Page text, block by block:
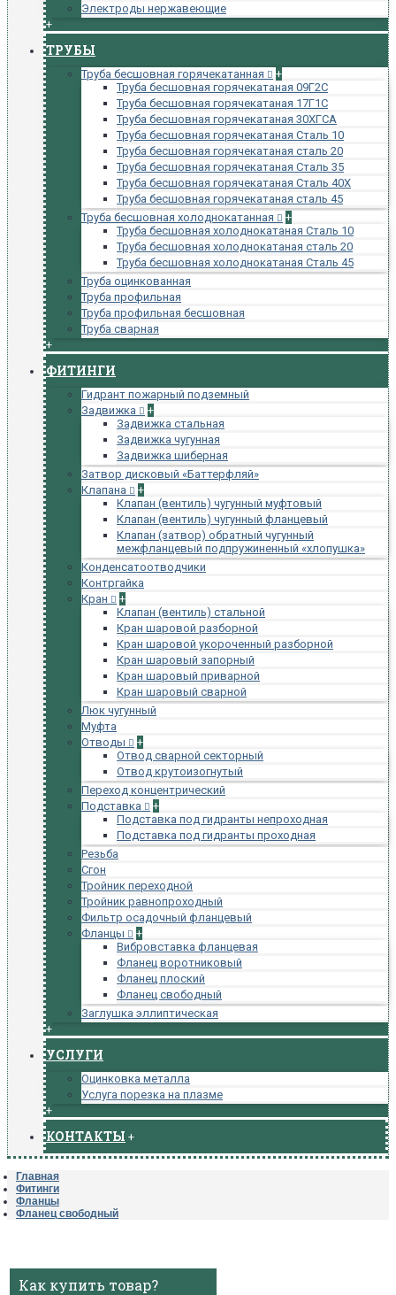
Электроды нержавеющие
+
ТРУБЫ
Труба бесшовная горячекатанная
+
Труба бесшовная горячекатаная 09Г2С
Труба бесшовная горячекатаная 17Г1С
Труба бесшовная горячекатаная 30ХГСА
Труба бесшовная горячекатаная Сталь 10
Труба бесшовная горячекатаная сталь 20
Труба бесшовная горячекатаная Сталь 35
Труба бесшовная горячекатаная Сталь 40Х
Труба бесшовная горячекатаная сталь 45
Труба бесшовная холоднокатанная
+
Труба бесшовная холоднокатаная Сталь 10
Труба бесшовная холоднокатаная сталь 20
Труба бесшовная холоднокатаная Сталь 45
Труба оцинкованная
Труба профильная
Труба профильная бесшовная
Труба сварная
+
ФИТИНГИ
Гидрант пожарный подземный
Задвижка
+
Задвижка стальная
Задвижка чугунная
Задвижка шиберная
Затвор дисковый «Баттерфляй»
Клапана
+
Клапан (вентиль) чугунный муфтовый
Клапан (вентиль) чугунный фланцевый
Клапан (затвор) обратный чугунный
межфланцевый подпружиненный «хлопушка»
Конденсатоотводчики
Контргайка
Кран
+
Клапан (вентиль) стальной
Кран шаровой разборной
Кран шаровой укороченный разборной
Кран шаровый запорный
Кран шаровый приварной
Кран шаровый сварной
Люк чугунный
Муфта
Отводы
+
Отвод сварной секторный
Отвод крутоизогнутый
Переход концентрический
Подставка
+
Подставка под гидранты непроходная
Подставка под гидранты проходная
Резьба
Сгон
Тройник переходной
Тройник равнопроходный
Фильтр осадочный фланцевый
Фланцы
+
Вибровставка фланцевая
Фланец воротниковый
Фланец плоский
Фланец свободный
Заглушка эллиптическая
+
УСЛУГИ
Оцинковка металла
Услуга порезка на плазме
+
КОНТАКТЫ +
Главная
Фитинги
Фланцы
Фланец свободный
Как купить товар?